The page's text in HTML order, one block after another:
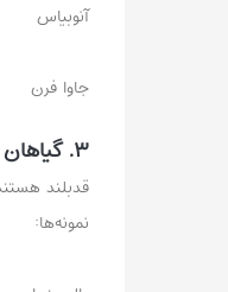
آنوبیاس
جاوا فرن
۳. گیاهان پس‌زمینه
قدبلند
نمونه‌ها: